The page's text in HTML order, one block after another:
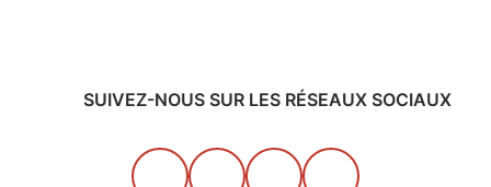
SUIVEZ-NOUS SUR LES RÉSEAUX SOCIAUX